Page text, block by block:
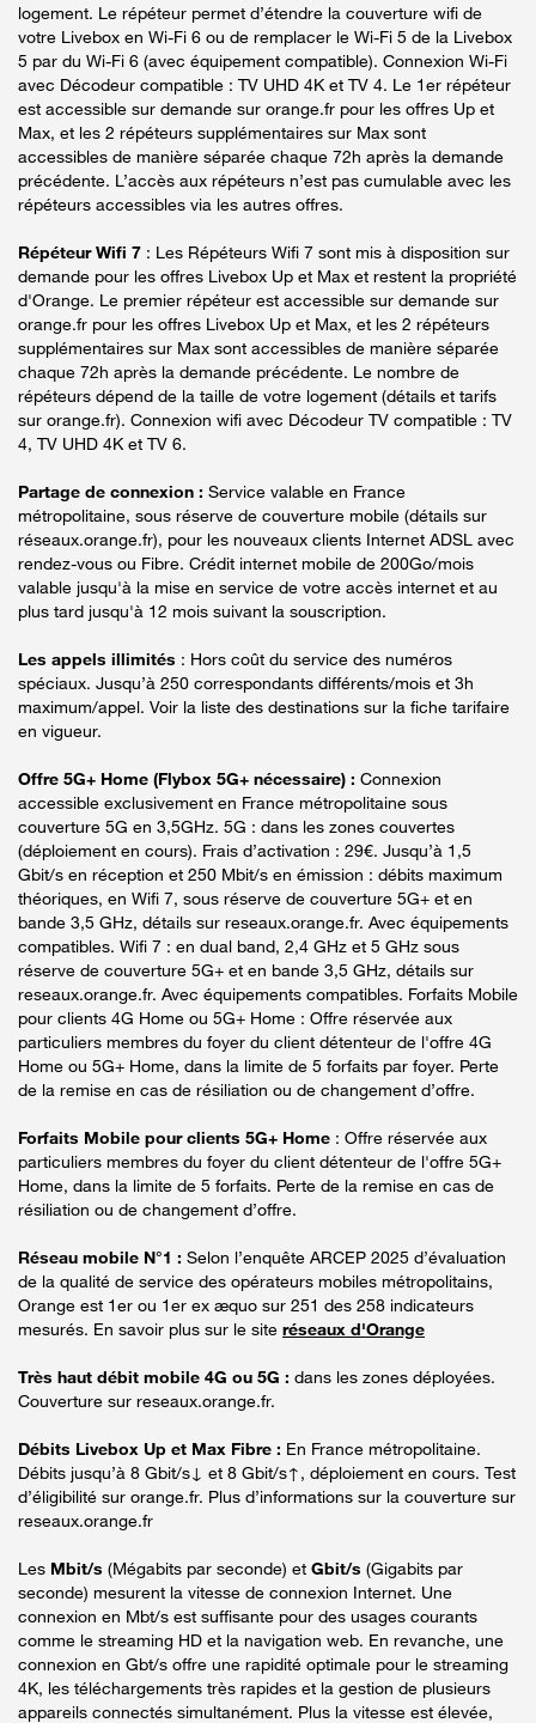
logement. Le répéteur permet d’étendre la couverture wifi de
votre Livebox en Wi-Fi 6 ou de remplacer le Wi-Fi 5 de la Livebox
5 par du Wi-Fi 6 (avec équipement compatible). Connexion Wi-Fi
avec Décodeur compatible : TV UHD 4K et TV 4. Le 1er répéteur
est accessible sur demande sur orange.fr pour les offres Up et
Max, et les 2 répéteurs supplémentaires sur Max sont
accessibles de manière séparée chaque 72h après la demande
précédente. L’accès aux répéteurs n’est pas cumulable avec les
répéteurs accessibles via les autres offres.
Répéteur Wifi 7 : Les Répéteurs Wifi 7 sont mis à disposition sur
demande pour les offres Livebox Up et Max et restent la propriété
d'Orange. Le premier répéteur est accessible sur demande sur
orange.fr pour les offres Livebox Up et Max, et les 2 répéteurs
supplémentaires sur Max sont accessibles de manière séparée
chaque 72h après la demande précédente. Le nombre de
répéteurs dépend de la taille de votre logement (détails et tarifs
sur orange.fr). Connexion wifi avec Décodeur TV compatible : TV
4, TV UHD 4K et TV 6.
Partage de connexion : Service valable en France
métropolitaine, sous réserve de couverture mobile (détails sur
réseaux.orange.fr), pour les nouveaux clients Internet ADSL avec
rendez-vous ou Fibre. Crédit internet mobile de 200Go/mois
valable jusqu'à la mise en service de votre accès internet et au
plus tard jusqu'à 12 mois suivant la souscription.
Les appels illimités : Hors coût du service des numéros
spéciaux. Jusqu’à 250 correspondants différents/mois et 3h
maximum/appel. Voir la liste des destinations sur la fiche tarifaire
en vigueur.
Offre 5G+ Home (Flybox 5G+ nécessaire) : Connexion
accessible exclusivement en France métropolitaine sous
couverture 5G en 3,5GHz. 5G : dans les zones couvertes
(déploiement en cours). Frais d’activation : 29€. Jusqu’à 1,5
Gbit/s en réception et 250 Mbit/s en émission : débits maximum
théoriques, en Wifi 7, sous réserve de couverture 5G+ et en
bande 3,5 GHz, détails sur reseaux.orange.fr. Avec équipements
compatibles. Wifi 7 : en dual band, 2,4 GHz et 5 GHz sous
réserve de couverture 5G+ et en bande 3,5 GHz, détails sur
reseaux.orange.fr. Avec équipements compatibles. Forfaits Mobile
pour clients 4G Home ou 5G+ Home : Offre réservée aux
particuliers membres du foyer du client détenteur de l'offre 4G
Home ou 5G+ Home, dans la limite de 5 forfaits par foyer. Perte
de la remise en cas de résiliation ou de changement d’offre.
Forfaits Mobile pour clients 5G+ Home : Offre réservée aux
particuliers membres du foyer du client détenteur de l'offre 5G+
Home, dans la limite de 5 forfaits. Perte de la remise en cas de
résiliation ou de changement d’offre.
Réseau mobile N°1 : Selon l’enquête ARCEP 2025 d’évaluation
de la qualité de service des opérateurs mobiles métropolitains,
Orange est 1er ou 1er ex æquo sur 251 des 258 indicateurs
mesurés. En savoir plus sur le site réseaux d'Orange
Très haut débit mobile 4G ou 5G : dans les zones déployées.
Couverture sur reseaux.orange.fr.
Débits Livebox Up et Max Fibre : En France métropolitaine.
Débits jusqu’à 8 Gbit/s↓ et 8 Gbit/s↑, déploiement en cours. Test
d’éligibilité sur orange.fr. Plus d’informations sur la couverture sur
reseaux.orange.fr
Les Mbit/s (Mégabits par seconde) et Gbit/s (Gigabits par
seconde) mesurent la vitesse de connexion Internet. Une
connexion en Mbt/s est suffisante pour des usages courants
comme le streaming HD et la navigation web. En revanche, une
connexion en Gbt/s offre une rapidité optimale pour le streaming
4K, les téléchargements très rapides et la gestion de plusieurs
appareils connectés simultanément. Plus la vitesse est élevée,